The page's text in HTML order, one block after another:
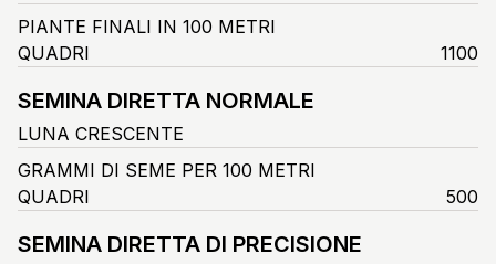
PIANTE FINALI IN 100 METRI
QUADRI
1100
SEMINA DIRETTA NORMALE
LUNA CRESCENTE
GRAMMI DI SEME PER 100 METRI
QUADRI
500
SEMINA DIRETTA DI PRECISIONE